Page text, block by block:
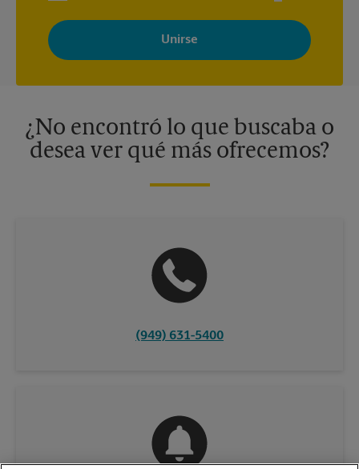
Al registrarse, acepta recibir correos electrónicos de The UPS
Store con noticias, ofertas especiales, promociones y mensajes
adaptados a sus intereses. Puede darse de baja en cualquier
momento. Para más información, consulte nuestra política de
¿No encontró lo que buscaba o
desea ver qué más ofrecemos?
(949) 631-5400